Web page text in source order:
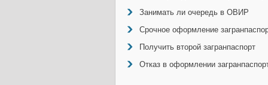
Занимать ли очередь в ОВИР
Срочное оформление
Получить второй загранпаспорт
Отказ в оформлении